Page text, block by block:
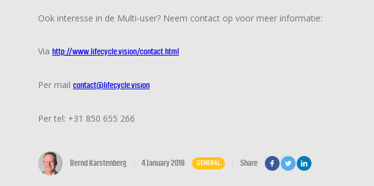
Ook interesse in de Multi-user? Neem contact op voor meer informatie:
Via http://www.lifecycle.vision/contact.html
Per mail contact@lifecycle.vision
Per tel: +31 850 655 266
Bernd Karstenberg 4 January 2018 GENERAL Share